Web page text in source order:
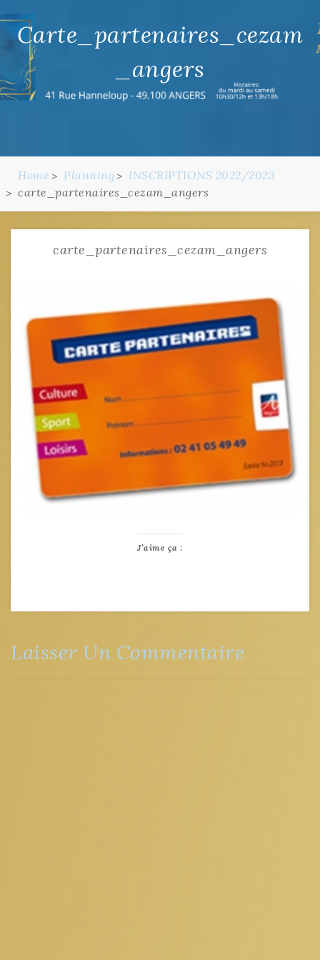
Carte_partenaires_cezam
_angers
Home Planning
INSCRIPTIONS 2022/2023
carte_partenaires_cezam_angers
carte_partenaires_cezam_angers
J’aime ça :
Laisser Un Commentaire